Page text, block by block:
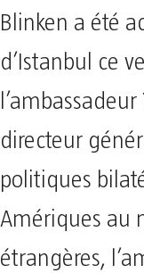
Blinken a été
d’Istanbul ce
directeur
politiques
Amériques au
étrangères,